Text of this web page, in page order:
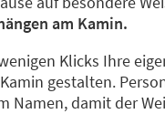
am Kamin.
Klicks Ihre
gestalten.
Namen, damit der